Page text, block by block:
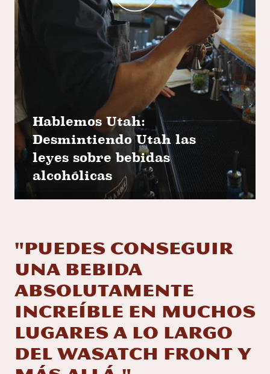
Hablemos Utah:
Desmintiendo Utah las
leyes sobre bebidas
alcohólicas
"Puedes conseguir
una bebida
absolutamente
increíble en muchos
lugares a lo largo
del Wasatch Front y